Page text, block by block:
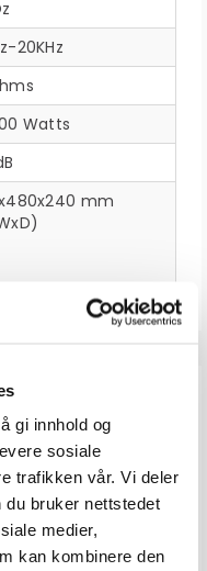
gi innhold og
sosiale
trafikken vår. Vi deler
bruker nettstedet
medier,
kan kombinere den
20KHz
Watts
mm